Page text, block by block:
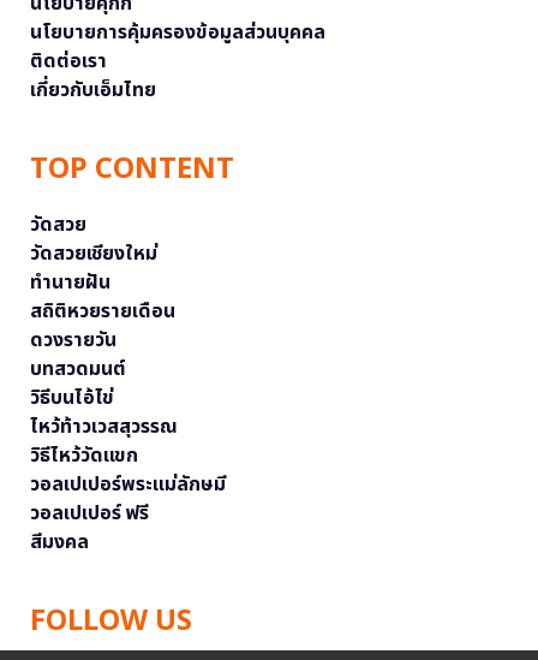
นโยบายการคุ้มครองข้อมูลส่วนบุคคล
ติดต่อเรา
เกี่ยวกับเอ็มไทย
TOP CONTENT
วัดสวย
วัดสวยเชียงใหม่
ทำนายฝัน
สถิติหวยรายเดือน
ดวงรายวัน
บทสวดมนต์
วิธีบนไอ้ไข่
ไหว้ท้าวเวสสุวรรณ
วิธีไหว้วัดแขก
วอลเปเปอร์พระแม่ลักษมี
วอลเปเปอร์ ฟรี
สีมงคล
FOLLOW US